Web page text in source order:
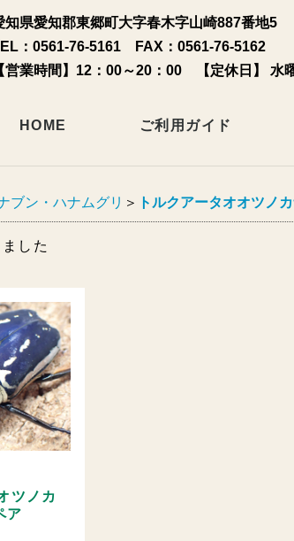
知県愛知郡東郷町大字春木字山崎887番地5
：0561-76-5161 FAX：0561-76-5162
営業時間】12：00～20：00 【定休日】 水
HOME ご利用ガイド
ブン・ハナムグリ ＞ トルクアータオオツノ
した
ツノカ
ア